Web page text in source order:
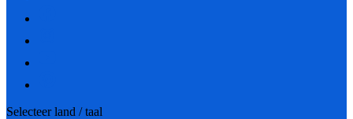
Selecteer land / taal